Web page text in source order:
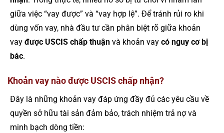
giữa việc “vay được” và “vay hợp lệ”. Để tránh rủi ro khi
dùng vốn vay, nhà đầu tư cần phân biệt rõ giữa khoản
vay được USCIS chấp thuận và khoản vay có nguy cơ bị
bác.
Khoản vay nào được USCIS chấp nhận?
Đây là những khoản vay đáp ứng đầy đủ các yêu cầu về
quyền sở hữu tài sản đảm bảo, trách nhiệm trả nợ và
minh bạch dòng tiền: